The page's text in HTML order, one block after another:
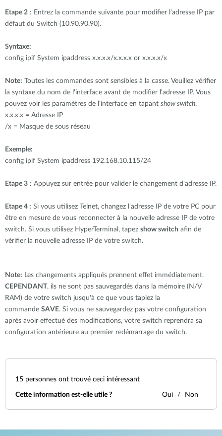
Etape 2 : Entrez la commande suivante pour modifier l'adresse IP par
défaut du Switch (10.90.90.90).
Syntaxe:
config ipif System ipaddress x.x.x.x/x.x.x.x or x.x.x.x/x
Note: Toutes les commandes sont sensibles à la casse. Veuillez vérifier
la syntaxe du nom de l'interface avant de modifier l'adresse IP. Vous
pouvez voir les paramètres de l'interface en tapant show switch.
x.x.x.x = Adresse IP
/x = Masque de sous réseau
Exemple:
config ipif System ipaddress 192.168.10.115/24
Etape 3 : Appuyez sur entrée pour valider le changement d'adresse IP.
Etape 4 : Si vous utilisez Telnet, changez l'adresse IP de votre PC pour
être en mesure de vous reconnecter à la nouvelle adresse IP de votre
switch. Si vous utilisez HyperTerminal, tapez show switch afin de
vérifier la nouvelle adresse IP de votre switch.
Note: Les changements appliqués prennent effet immédiatement.
CEPENDANT, ils ne sont pas sauvegardés dans la mémoire (N/V
RAM) de votre switch jusqu'à ce que vous tapiez la
commande SAVE. Si vous ne sauvegardez pas votre configuration
après avoir effectué des modifications, votre switch reprendra sa
configuration antérieure au premier redémarrage du switch.
15 personnes ont trouvé ceci intéressant
Cette information est-elle utile ? Oui Non